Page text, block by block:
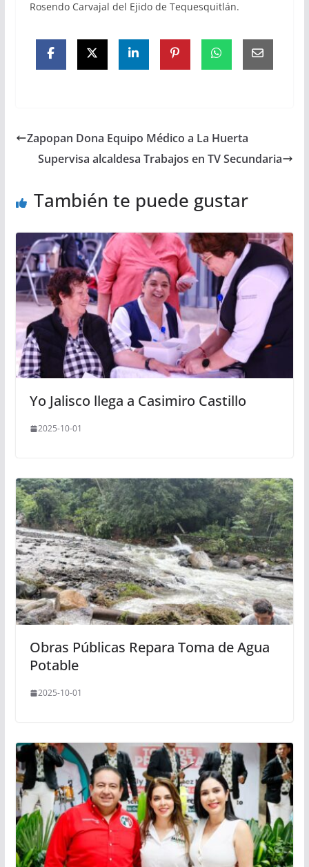
Rosendo Carvajal del Ejido de Tequesquitlán.
Zapopan Dona Equipo Médico a La Huerta
Supervisa alcaldesa Trabajos en TV Secundaria
También te puede gustar
Yo Jalisco llega a Casimiro Castillo
2025-10-01
Obras Públicas Repara Toma de Agua
Potable
2025-10-01